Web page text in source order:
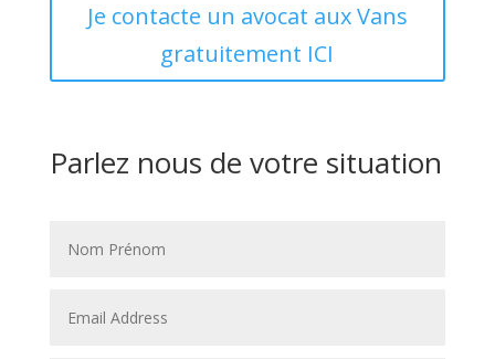
Je contacte un avocat aux Vans
gratuitement ICI
Parlez nous de votre situation